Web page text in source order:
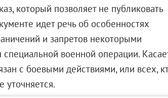
который позволяет не публиковать
идет речь об особенностях
и запретов некоторыми
военной операции.
с боевыми действиями, или всех,
уточняется.